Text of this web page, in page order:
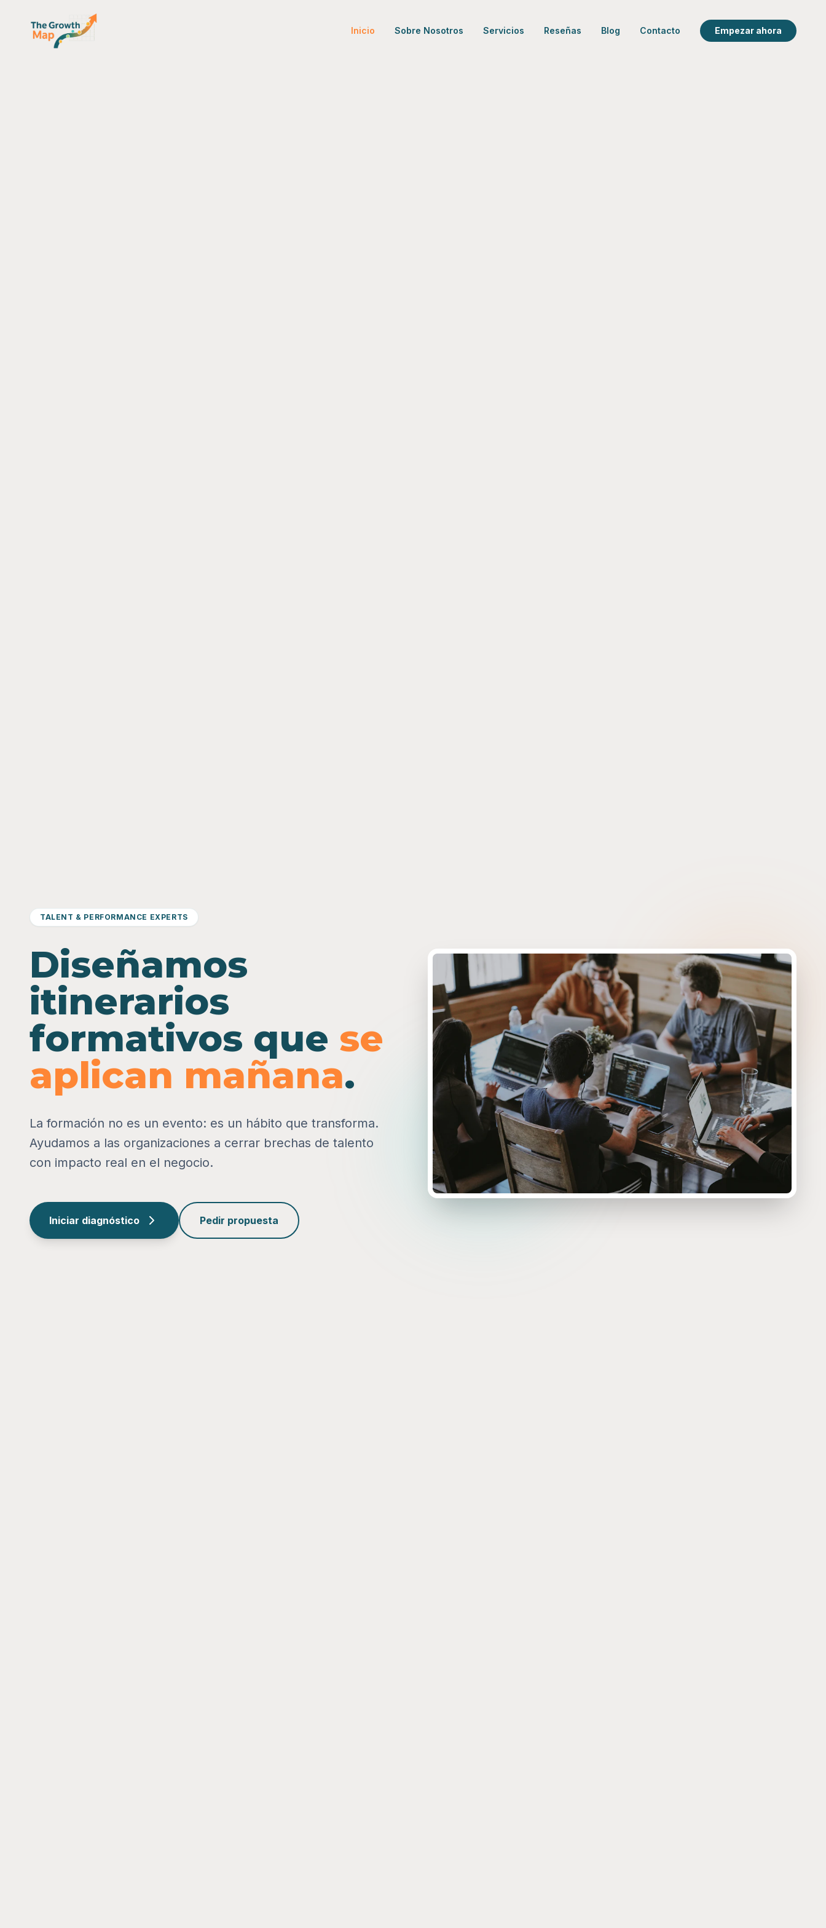
Inicio Sobre Nosotros Servicios Reseñas Blog Contacto Empezar ahora
TALENT & PERFORMANCE EXPERTS
Diseñamos
itinerarios
formativos que se
aplican mañana.
La formación no es un evento: es un hábito que transforma.
Ayudamos a las organizaciones a cerrar brechas de talento
con impacto real en el negocio.
Iniciar diagnóstico Pedir propuesta